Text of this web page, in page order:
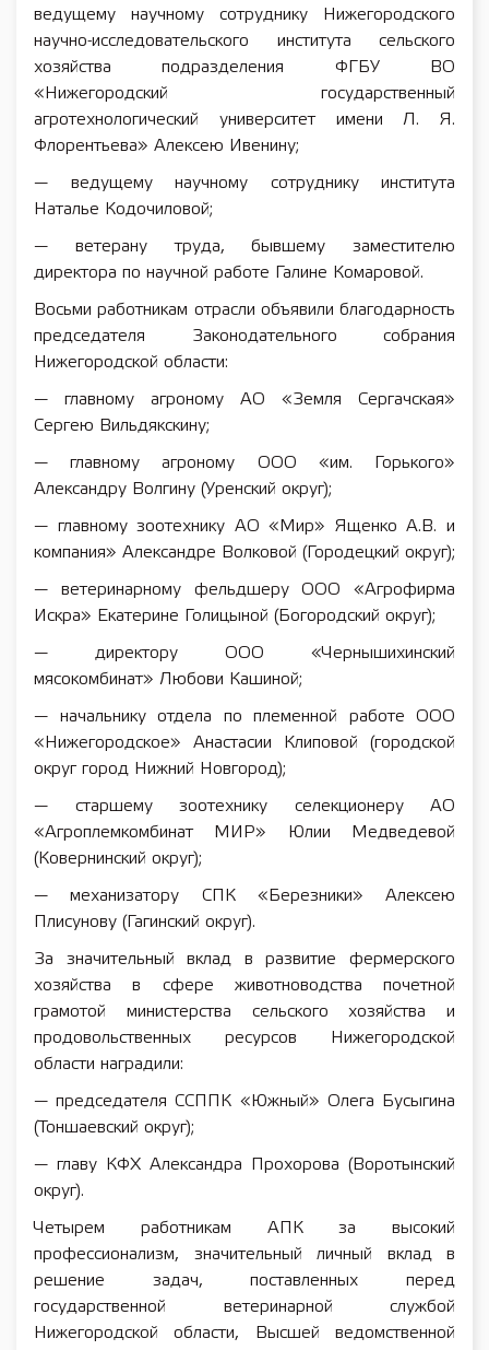
ведущему научному сотруднику Нижегородского
научно-исследовательского института сельского
хозяйства подразделения ФГБУ ВО
«Нижегородский государственный
агротехнологический университет имени Л. Я.
Флорентьева» Алексею Ивенину;
— ведущему научному сотруднику института
Наталье Кодочиловой;
— ветерану труда, бывшему заместителю
директора по научной работе Галине Комаровой.
Восьми работникам отрасли объявили благодарность
председателя Законодательного собрания
Нижегородской области:
— главному агроному АО «Земля Сергачская»
Сергею Вильдякскину;
— главному агроному ООО «им. Горького»
Александру Волгину (Уренский округ);
— главному зоотехнику АО «Мир» Ященко А.В. и
компания» Александре Волковой (Городецкий округ);
— ветеринарному фельдшеру ООО «Агрофирма
Искра» Екатерине Голицыной (Богородский округ);
— директору ООО «Чернышихинский
мясокомбинат» Любови Кашиной;
— начальнику отдела по племенной работе ООО
«Нижегородское» Анастасии Клиповой (городской
округ город Нижний Новгород);
— старшему зоотехнику селекционеру АО
«Агроплемкомбинат МИР» Юлии Медведевой
(Ковернинский округ);
— механизатору СПК «Березники» Алексею
Плисунову (Гагинский округ).
За значительный вклад в развитие фермерского
хозяйства в сфере животноводства почетной
грамотой министерства сельского хозяйства и
продовольственных ресурсов Нижегородской
области наградили:
— председателя ССППК «Южный» Олега Бусыгина
(Тоншаевский округ);
— главу КФХ Александра Прохорова (Воротынский
округ).
Четырем работникам АПК за высокий
профессионализм, значительный личный вклад в
решение задач, поставленных перед
государственной ветеринарной службой
Нижегородской области, Высшей ведомственной